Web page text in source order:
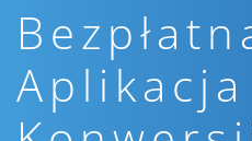
Aplikacja